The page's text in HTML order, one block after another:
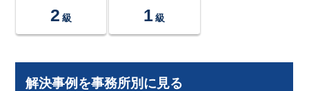
2 級 1 級
解決事例を事務所別に見る